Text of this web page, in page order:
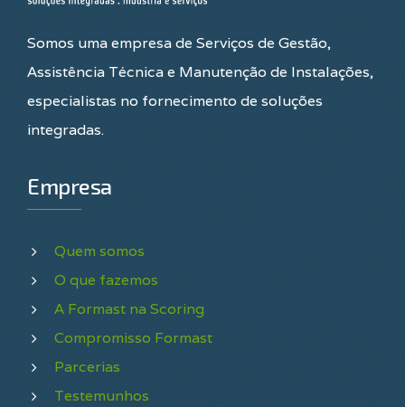
Somos uma empresa de Serviços de Gestão,
Assistência Técnica e Manutenção de Instalações,
especialistas no fornecimento de soluções
integradas.
Empresa
Quem somos
O que fazemos
A Formast na Scoring
Compromisso Formast
Parcerias
Testemunhos